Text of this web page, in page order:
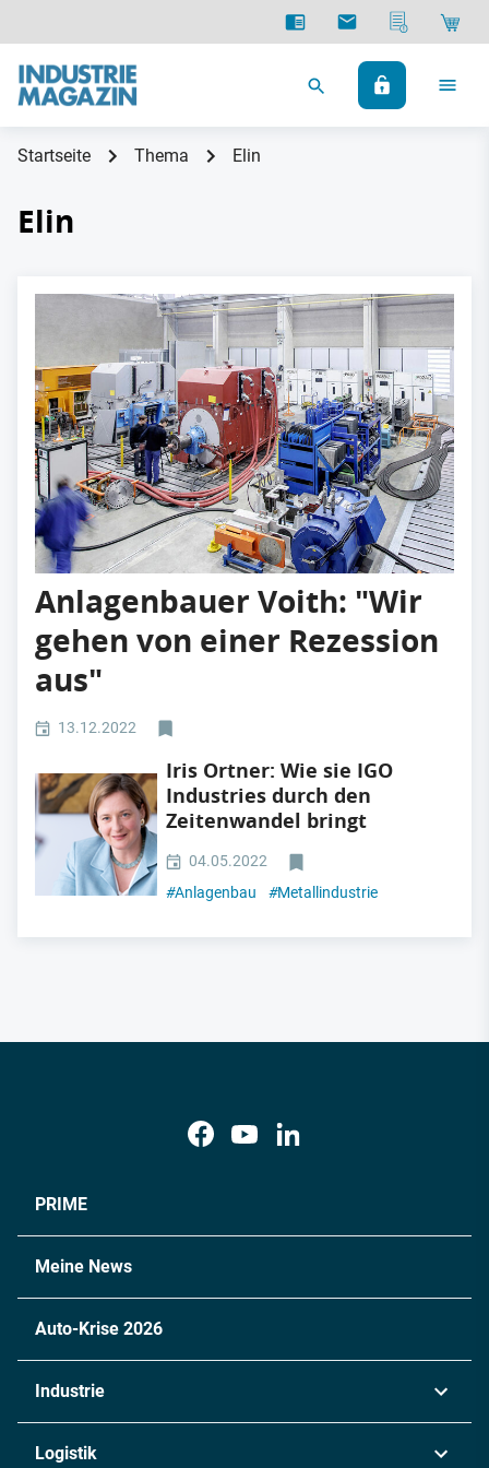
Startseite Thema Elin
Elin
Anlagenbauer Voith: "Wir
gehen von einer Rezession
aus"
13.12.2022
Iris Ortner: Wie sie IGO
Industries durch den
Zeitenwandel bringt
04.05.2022
#Anlagenbau #Metallindustrie
PRIME
Meine News
Auto-Krise 2026
Industrie
Logistik